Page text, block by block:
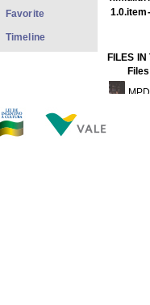
FILES IN
Files
Favorite
Timeline